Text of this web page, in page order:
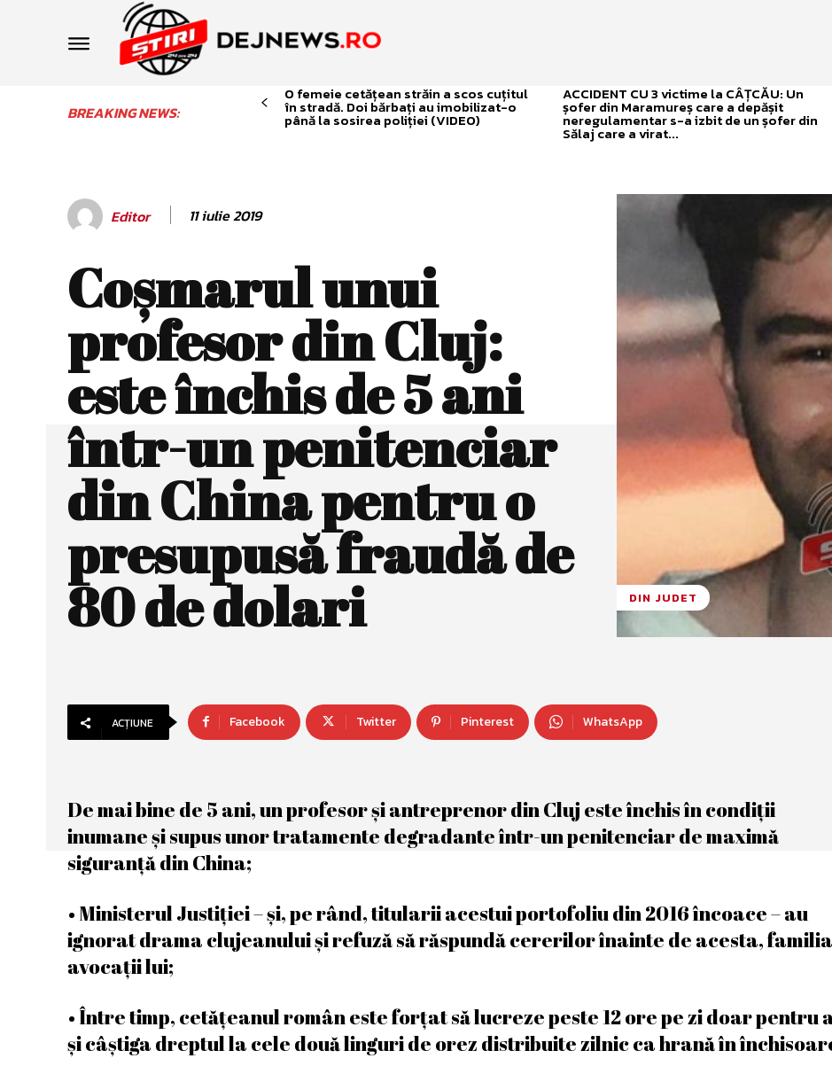
BREAKING NEWS:
O femeie cetățean străin a scos cuțitul
în stradă. Doi bărbați au imobilizat-o
până la sosirea poliției (VIDEO)
ACCIDENT CU 3 victime la CÂȚCĂU: Un
șofer din Maramureș care a depășit
neregulamentar s-a izbit de un șofer din
Sălaj care a virat...
Editor 11 iulie 2019
Coşmarul unui
profesor din Cluj:
este închis de 5 ani
într-un penitenciar
din China pentru o
presupusă fraudă de
80 de dolari DIN JUDET
ACȚIUNE Facebook Twitter Pinterest WhatsApp
De mai bine de 5 ani, un profesor și antreprenor din Cluj este închis în condiții
inumane și supus unor tratamente degradante într-un penitenciar de maximă
siguranță din China;
• Ministerul Justiției – și, pe rând, titularii acestui portofoliu din 2016 încoace – au
ignorat drama clujeanului și refuză să răspundă cererilor înainte de acesta,
avocații lui;
• Între timp, cetățeanul român este forțat să lucreze peste 12 ore pe zi doar pentru
și câștiga dreptul la cele două linguri de orez distribuite zilnic ca hrană în